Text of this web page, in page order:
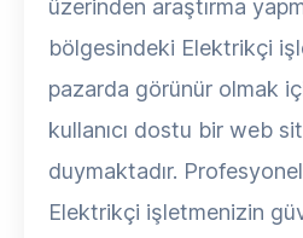
üzerinden araştırma
bölgesindeki Elektrikçi
pazarda görünür olmak
kullanıcı dostu bir web
duymaktadır.
Elektrikçi işletmenizin